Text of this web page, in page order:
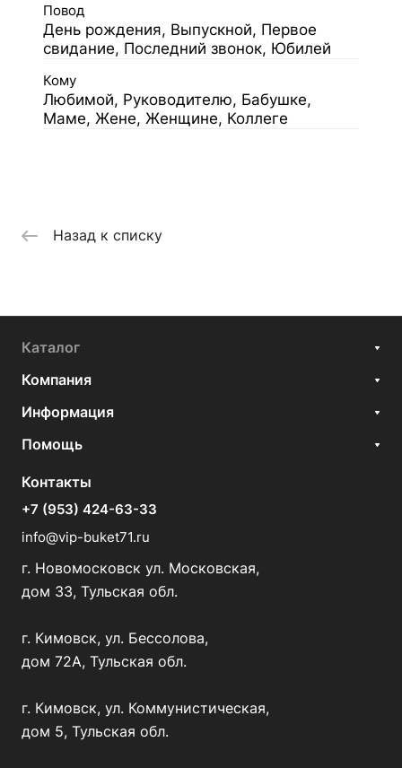
Повод
День рождения, Выпускной, Первое
свидание, Последний звонок, Юбилей
Кому
Любимой, Руководителю, Бабушке,
Маме, Жене, Женщине, Коллеге
Назад к списку
Каталог
Компания
Информация
Помощь
Контакты
+7 (953) 424-63-33
info@vip-buket71.ru
г. Новомосковск ул. Московская,
дом 33, Тульская обл.
г. Кимовск, ул. Бессолова,
дом 72А, Тульская обл.
г. Кимовск, ул. Коммунистическая,
дом 5, Тульская обл.